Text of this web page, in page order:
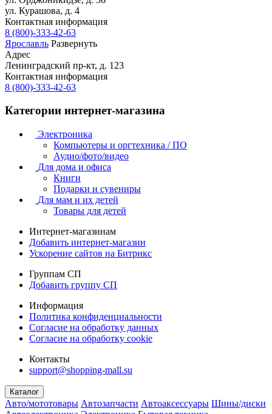
ул. Курашова, д. 4
Контактная информация
8 (800)-333-42-63
Ярославль Развернуть
Адрес
Ленинградский пр-кт, д. 123
Контактная информация
8 (800)-333-42-63
Категории интернет-магазина
Электроника
Компьютеры и оргтехника / ПО
Аудио/фото/видео
Для дома и офиса
Книги
Подарки и сувениры
Для мам и их детей
Товары для детей
Интернет-магазинам
Добавить интернет-магазин
Ускорение сайтов на Битрикс
Группам СП
Добавить группу СП
Информация
Политика конфиденциальности
Согласие на обработку данных
Согласие на обработку cookie
Контакты
support@shopping-mall.su
Каталог
Авто/мототовары Автозапчасти Автоаксессуары Шины/диски